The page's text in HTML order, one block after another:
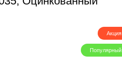
Акция
Популярный